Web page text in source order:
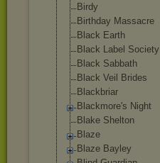
Birdy
Birthday Massacre
Black Earth
Black Label Society
Black Sabbath
Black Veil Brides
Blackbriar
Blackmore's Night
Blake Shelton
Blaze
Blaze Bayley